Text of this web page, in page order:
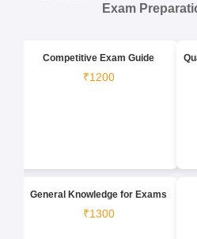
Exam
Competitive Exam Guide
₹1200
General Knowledge for Exams
₹1300